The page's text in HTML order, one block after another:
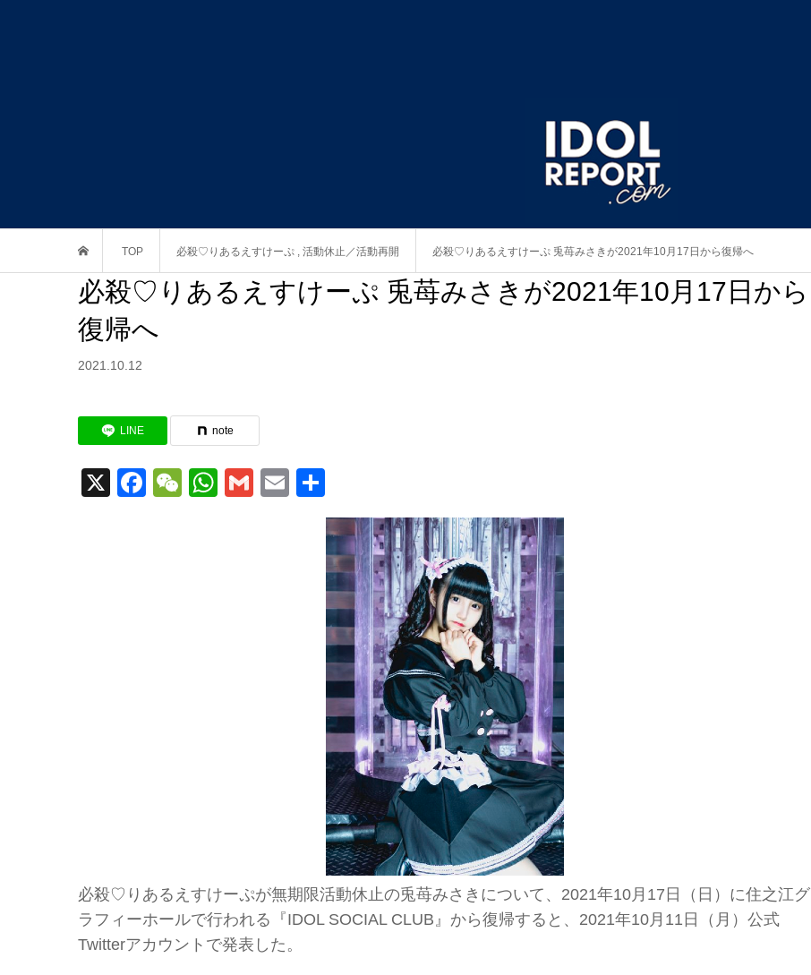
TOP 必殺♡りあるえすけーぷ , 活動休止／活動再開 必殺♡りあるえすけーぷ 兎苺みさきが2021年10月17日から復帰へ
必殺♡りあるえすけーぷ 兎苺みさきが2021年10月17日から
復帰へ
2021.10.12
LINE note
X Facebook
WeChat
WhatsApp
GmailEmail
有
必殺♡りあるえすけーぷが無期限活動休止の兎苺みさきについて、2021年10月17日（日）に住之江グ
ラフィーホールで行われる『IDOL SOCIAL CLUB』から復帰すると、2021年10月11日（月）公式
Twitterアカウントで発表した。